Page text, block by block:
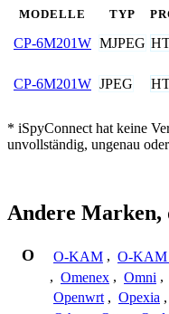
MODELLE TYP
CP-6M201W MJPEG
CP-6M201W JPEG
* iSpyConnect hat keine
unvollständig, ungenau
Andere
O O-KAM , O-KAM
, Omenex , Omni ,
Openwrt , Opexia ,